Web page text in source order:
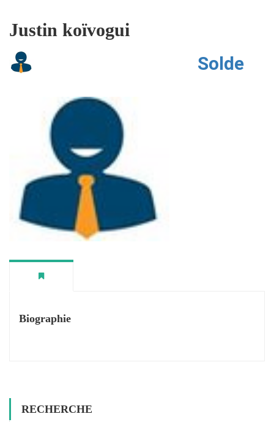
Justin koïvogui
Solde
Biographie
RECHERCHE